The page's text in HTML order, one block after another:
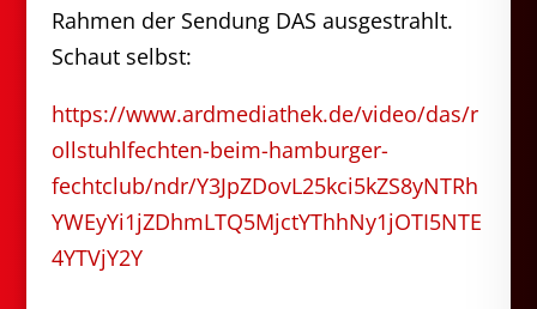
Rahmen der Sendung DAS ausgestrahlt.
Schaut selbst:
https://www.ardmediathek.de/video/das/r
ollstuhlfechten-beim-hamburger-
fechtclub/ndr/Y3JpZDovL25kci5kZS8yNTRh
YWEyYi1jZDhmLTQ5MjctYThhNy1jOTI5NTE
4YTVjY2Y